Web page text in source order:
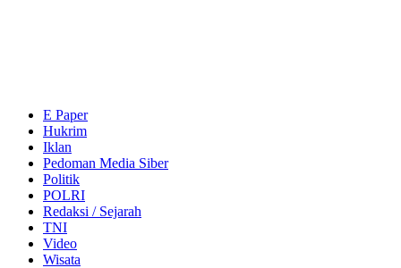
E Paper
Hukrim
Iklan
Pedoman Media Siber
Politik
POLRI
Redaksi / Sejarah
TNI
Video
Wisata